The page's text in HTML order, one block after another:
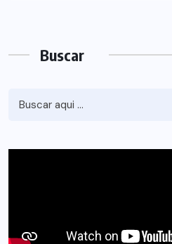
Buscar